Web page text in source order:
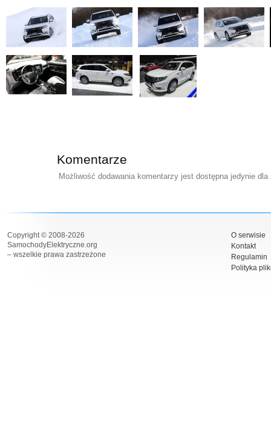
Komentarze
Możliwość dodawania komentarzy jest dostępna jedynie
Copyright © 2008-2026
SamochodyElektryczne.org
– wszelkie prawa zastrzeżone
O serwisie
Kontakt
Regulamin
Polityka